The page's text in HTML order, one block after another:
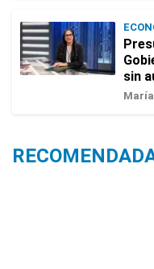
sin